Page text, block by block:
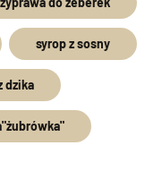
syrop z sosny
dzika